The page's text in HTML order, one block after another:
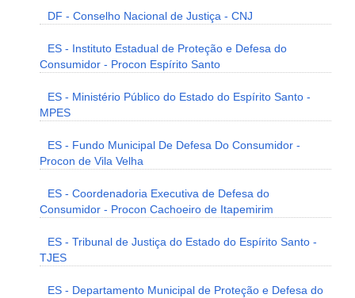
DF - Conselho Nacional de Justiça - CNJ
ES - Instituto Estadual de Proteção e Defesa do
Consumidor - Procon Espírito Santo
ES - Ministério Público do Estado do Espírito Santo -
MPES
ES - Fundo Municipal De Defesa Do Consumidor -
Procon de Vila Velha
ES - Coordenadoria Executiva de Defesa do
Consumidor - Procon Cachoeiro de Itapemirim
ES - Tribunal de Justiça do Estado do Espírito Santo -
TJES
ES - Departamento Municipal de Proteção e Defesa do